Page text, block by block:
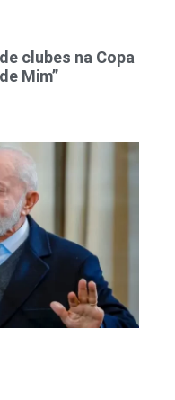
clubes na Copa
Mim”